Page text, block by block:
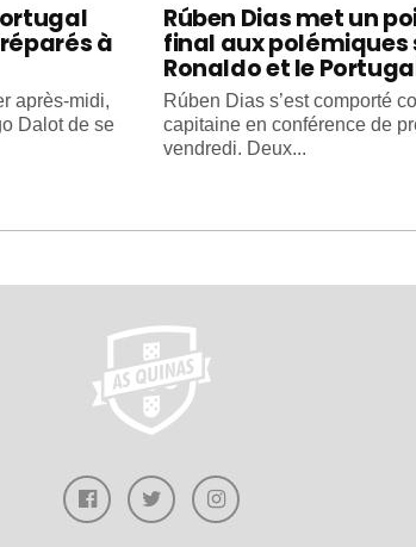
à
après-midi,
Dalot de se
Rúben Dias met un
final aux polémiques
Ronaldo et le
Rúben Dias s’est comporté
capitaine en conférence de
vendredi. Deux...